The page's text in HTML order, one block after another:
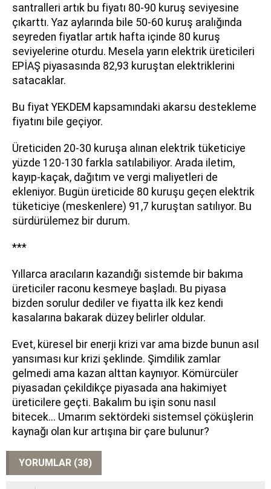
santralleri artık bu fiyatı 80-90 kuruş seviyesine
çıkarttı. Yaz aylarında bile 50-60 kuruş aralığında
seyreden fiyatlar artık hafta içinde 80 kuruş
seviyelerine oturdu. Mesela yarın elektrik üreticileri
EPİAŞ piyasasında 82,93 kuruştan elektriklerini
satacaklar.
Bu fiyat YEKDEM kapsamındaki akarsu destekleme
fiyatını bile geçiyor.
Üreticiden 20-30 kuruşa alınan elektrik tüketiciye
yüzde 120-130 farkla satılabiliyor. Arada iletim,
kayıp-kaçak, dağıtım ve vergi maliyetleri de
ekleniyor. Bugün üreticide 80 kuruşu geçen elektrik
tüketiciye (meskenlere) 91,7 kuruştan satılıyor. Bu
sürdürülemez bir durum.
***
Yıllarca aracıların kazandığı sistemde bir bakıma
üreticiler raconu kesmeye başladı. Bu piyasa
bizden sorulur dediler ve fiyatta ilk kez kendi
kasalarına bakarak düzey belirler oldular.
Evet, küresel bir enerji krizi var ama bizde bunun asıl
yansıması kur krizi şeklinde. Şimdilik zamlar
gelmedi ama kazan alttan kaynıyor. Kömürcüler
piyasadan çekildikçe piyasada ana hakimiyet
üreticilere geçti. Bakalım bu işin sonu nasıl
bitecek... Umarım sektördeki sistemsel çöküşlerin
kaynağı olan kur artışına bir çare bulunur?
YORUMLAR (38)